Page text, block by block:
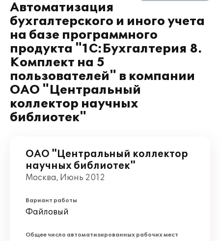
Автоматизация
бухгалтерского и иного учета
на базе программного
продукта "1С:Бухгалтерия 8.
Комплект на 5
пользователей" в компании
ОАО "Центральный
коллектор научных
библиотек"
ОАО "Центральный коллектор
научных библиотек"
Москва, Июнь 2012
Вариант работы
Файловый
Общее число автоматизированных рабочих мест